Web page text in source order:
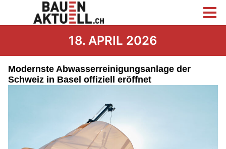
18. APRIL 2026
Modernste Abwasserreinigungsanlage der
Schweiz in Basel offiziell eröffnet